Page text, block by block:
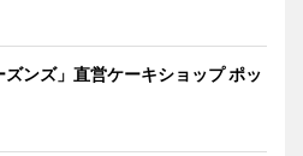
ンズ」直営ケーキショップ ポッ